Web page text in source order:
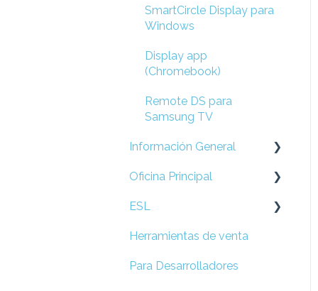
SmartCircle Display para
Windows
Display app
(Chromebook)
Remote DS para
Samsung TV
Información General
Preguntas Frecuentes
Oficina Principal
Prepare su Red
Configuración de
ESL
Esl
Herramientas de venta
Para Desarrolladores